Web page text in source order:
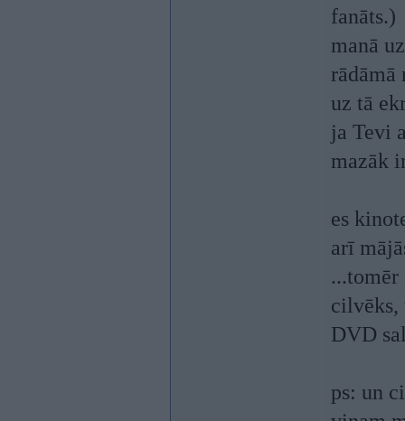
fanāts.)
manā
rādāmā
uz tā
ja Tevi
mazāk
es
arī
cilvēks,
DVD
ps: un